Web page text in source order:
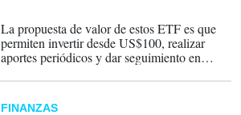
La propuesta de valor de estos ETF es que
permiten invertir desde US$100, realizar
aportes periódicos y dar seguimiento en
del Banco Nacional, todo dentro de un
esquema supervisado y transparente.
FINANZAS